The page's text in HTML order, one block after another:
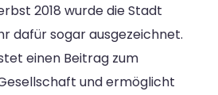
2018 wurde die Stadt
dafür sogar ausgezeichnet.
einen Beitrag zum
und ermöglicht